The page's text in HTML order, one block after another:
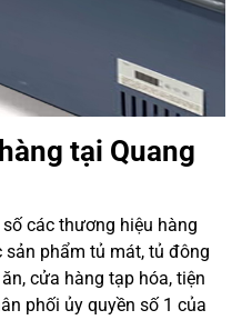
tại Quang
các thương hiệu hàng
phẩm tủ mát, tủ đông
cửa hàng tạp hóa, tiện
phối ủy quyền số 1 của